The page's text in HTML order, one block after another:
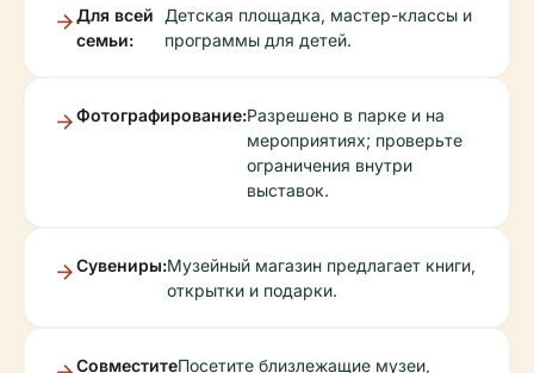
Для всей
семьи:
Детская площадка, мастер-классы и
программы для детей.
Фотографирование:Разрешено в парке и на
мероприятиях; проверьте
ограничения внутри
выставок.
Сувениры:Музейный магазин предлагает книги,
открытки и подарки.
СовместитеПосетите близлежащие музеи,